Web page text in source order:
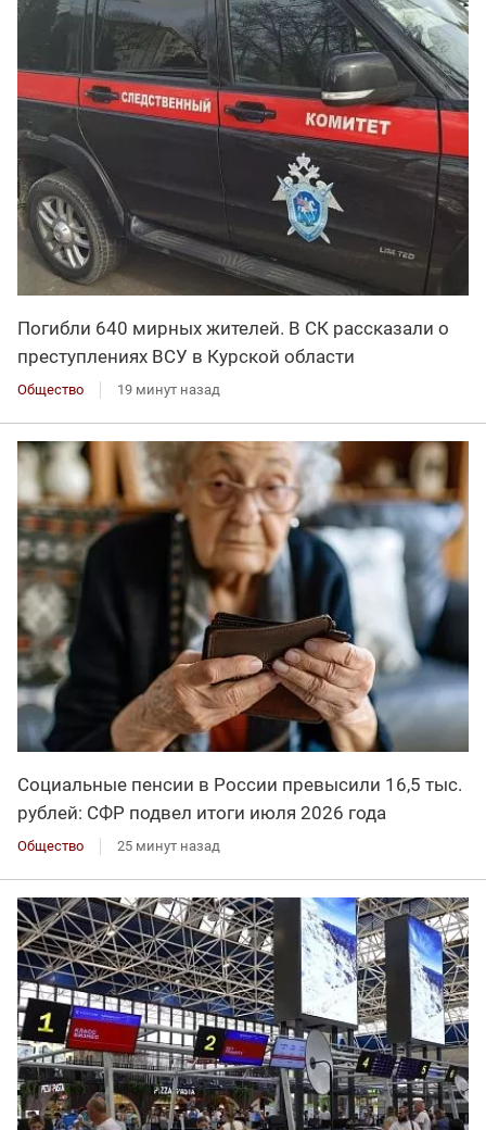
Погибли 640 мирных жителей. В СК рассказали о
преступлениях ВСУ в Курской области
Общество 19 минут назад
Социальные пенсии в России превысили 16,5 тыс.
рублей: СФР подвел итоги июля 2026 года
Общество 25 минут назад